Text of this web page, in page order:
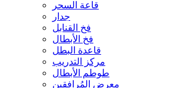
قاعة السحر
جدار
فخ القنابل
فخ الأبطال
قاعدة البطل
مركز التدريب
طوطم الأبطال
معرض المُرافقين